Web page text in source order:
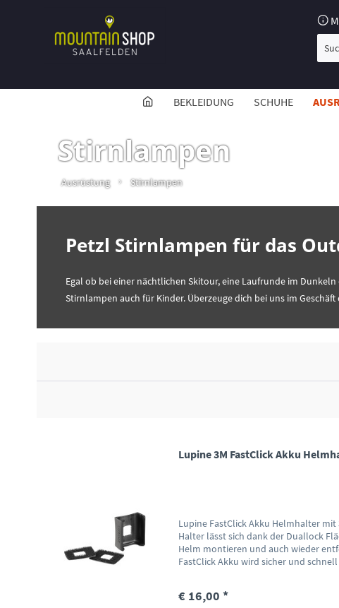
BEKLEIDUNG SCHUHE
Stirnlampen
Ausrüstung Stirnlampen
Petzl Stirnlampen für das
Egal ob bei einer nächtlichen Skitour, eine Laufrunde im
Stirnlampen auch für Kinder. Überzeuge dich bei uns im
Lupine 3M FastClick Akku
Lupine FastClick Akku Helmhalter mit
Halter lässt sich dank der Duallock
Helm montieren und auch wieder
FastClick Akku wird sicher und schnell
€ 16,00 *